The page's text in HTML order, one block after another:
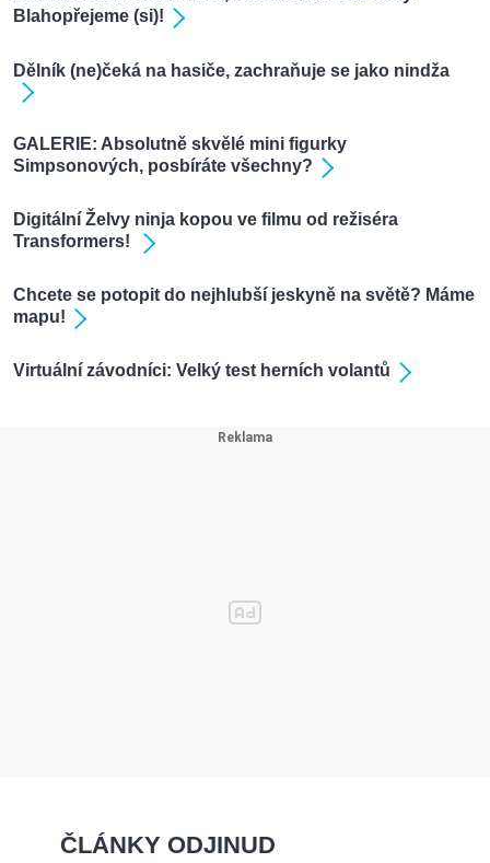
Blahopřejeme (si)!
Dělník (ne)čeká na hasiče, zachraňuje se jako nindža
GALERIE: Absolutně skvělé mini figurky
Simpsonových, posbíráte všechny?
Digitální Želvy ninja kopou ve filmu od režiséra
Transformers!
Chcete se potopit do nejhlubší jeskyně na světě? Máme
mapu!
Virtuální závodníci: Velký test herních volantů
ČLÁNKY ODJINUD